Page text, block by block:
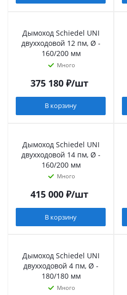
Дымоход Schiedel UNI
двухходовой 12 пм, Ø -
160/200 мм
Много
375 180₽/шт
В корзину
Дымоход Schiedel UNI
двухходовой 14 пм, Ø -
160/200 мм
Много
415 000₽/шт
В корзину
Дымоход Schiedel UNI
двухходовой 4 пм, Ø -
180/180 мм
Много